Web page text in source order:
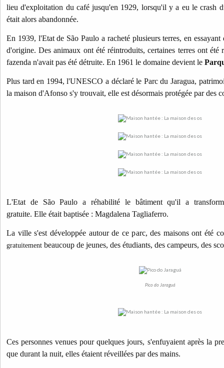
lieu d'exploitation du café jusqu'en 1929, lorsqu'il y a eu le crash
était alors abandonnée.
En 1939, l'Etat de São Paulo a racheté plusieurs terres, en essayant
d'origine. Des animaux ont été réintroduits, certaines terres ont été
fazenda n'avait pas été détruite. En 1961 le domaine devient le
Plus tard en 1994, l'UNESCO a déclaré le Parc du Jaragua,
la maison d'Afonso s'y trouvait, elle est désormais protégée par des
L'Etat de São Paulo a réhabilité le bâtiment qu'il a
gratuite. Elle était baptisée : Magdalena Tagliaferro.
La ville s'est développée autour de ce parc, des maisons ont été
gratuitement beaucoup de jeunes, des étudiants, des campeurs, des
Pico do Jaraguá
Ces personnes venues pour quelques jours, s'enfuyaient après la
que durant la nuit, elles étaient réveillées par des mains.